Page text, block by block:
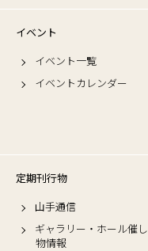
イベント
イベント一覧
イベントカレンダー
定期刊行物
山手通信
ギャラリー・ホール催し
物情報